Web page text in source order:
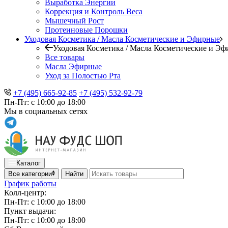
Выработка Энергии
Коррекция и Контроль Веса
Мышечный Рост
Протеиновые Порошки
Уходовая Косметика / Масла Косметические и Эфирные
Уходовая Косметика / Масла Косметические и
Все товары
Масла Эфирные
Уход за Полостью Рта
+7 (495) 665-92-85 +7 (495) 532-92-79
Пн-Пт: с 10:00 до 18:00
Мы в социальных сетях
Каталог
Все категории
Найти
График работы
Колл-центр:
Пн-Пт: с 10:00 до 18:00
Пункт выдачи:
Пн-Пт: с 10:00 до 18:00